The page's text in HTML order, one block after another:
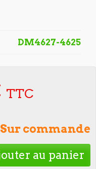
DM4627-4625
TTC
Sur commande
au panier